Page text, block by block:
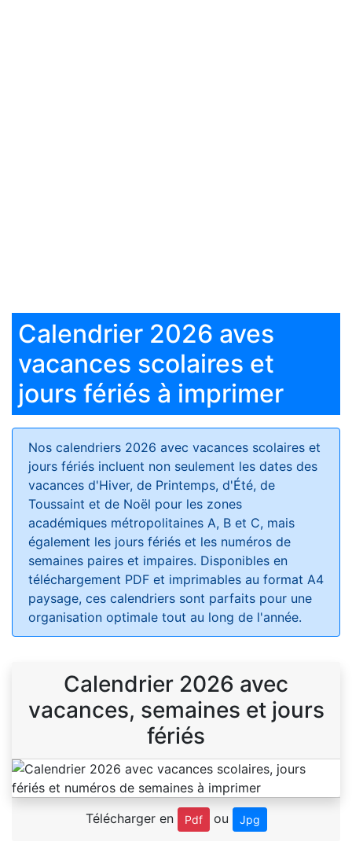
Calendrier 2026 aves
vacances scolaires et
jours fériés à imprimer
Nos calendriers 2026 avec vacances scolaires et
jours fériés incluent non seulement les dates des
vacances d'Hiver, de Printemps, d'Été, de
Toussaint et de Noël pour les zones
académiques métropolitaines A, B et C, mais
également les jours fériés et les numéros de
semaines paires et impaires. Disponibles en
téléchargement PDF et imprimables au format A4
paysage, ces calendriers sont parfaits pour une
organisation optimale tout au long de l'année.
Calendrier 2026 avec
vacances, semaines et jours
fériés
Télécharger en Pdf ou Jpg